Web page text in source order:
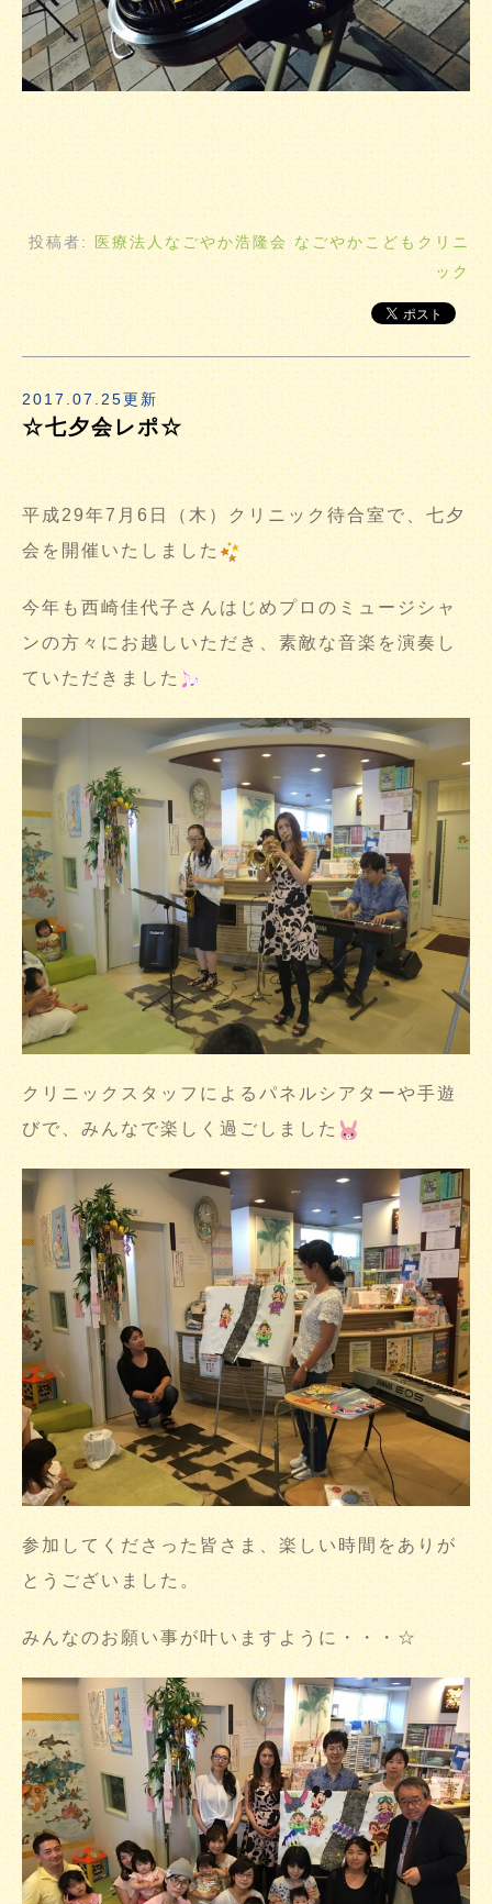
投稿者: 医療法人なごやか浩隆会 なごやかこどもクリニ
ック
2017.07.25更新
☆七夕会レポ☆
平成29年7月6日（木）クリニック待合室で、七夕
会を開催いたしました
今年も西崎佳代子さんはじめプロのミュージシャ
ンの方々にお越しいただき、素敵な音楽を演奏し
ていただきました
クリニックスタッフによるパネルシアターや手遊
びで、みんなで楽しく過ごしました
参加してくださった皆さま、楽しい時間をありが
とうございました。
みんなのお願い事が叶いますように・・・☆